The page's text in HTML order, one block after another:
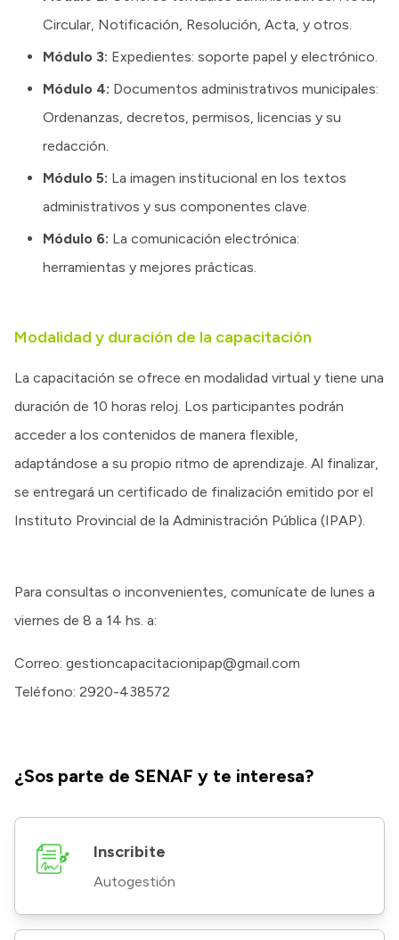
Circular, Notificación, Resolución, Acta, y otros.
Módulo 3: Expedientes: soporte papel y electrónico.
Módulo 4: Documentos administrativos municipales:
Ordenanzas, decretos, permisos, licencias y su
redacción.
Módulo 5: La imagen institucional en los textos
administrativos y sus componentes clave.
Módulo 6: La comunicación electrónica:
herramientas y mejores prácticas.
Modalidad y duración de la capacitación
La capacitación se ofrece en modalidad virtual y tiene una
duración de 10 horas reloj. Los participantes podrán
acceder a los contenidos de manera flexible,
adaptándose a su propio ritmo de aprendizaje. Al finalizar,
se entregará un certificado de finalización emitido por el
Instituto Provincial de la Administración Pública (IPAP).
Para consultas o inconvenientes, comunícate de lunes a
viernes de 8 a 14 hs. a:
Correo: gestioncapacitacionipap@gmail.com
Teléfono: 2920-438572
¿Sos parte de SENAF y te interesa?
Inscribite
Autogestión